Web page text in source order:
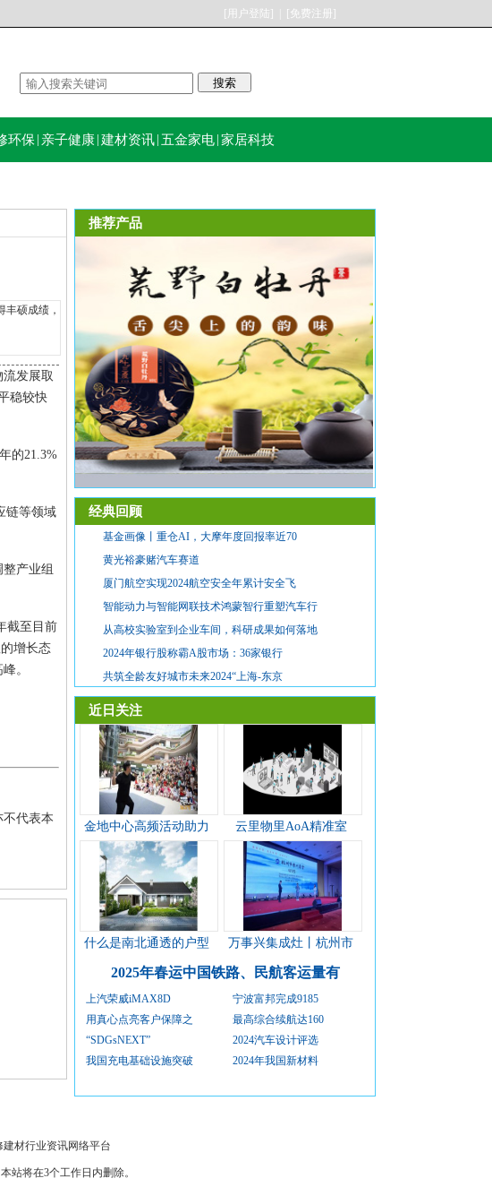
[用户登陆] [免费注册]
环保 亲子健康 建材资讯 五金家电 家居科技
硕成绩，
发展取
稳较快
的21.3%
链等领域
产业组
截至目前
增长态
。
代表本
推荐产品
经典回顾
基金画像丨重仓AI，大摩年度回报率近70
黄光裕豪赌汽车赛道
厦门航空实现2024航空安全年累计安全飞
智能动力与智能网联技术鸿蒙智行重塑汽车行
从高校实验室到企业车间，科研成果如何落地
2024年银行股称霸A股市场：36家银行
共筑全龄友好城市未来2024“上海-东京
近日关注
金地中心高频活动助力 云里物里AoA精准室
什么是南北通透的户型 万事兴集成灶丨杭州市
2025年春运中国铁路、民航客运量有
上汽荣威iMAX8D
宁波富邦完成9185
用真心点亮客户保障之
最高综合续航达160
“SDGsNEXT”
2024汽车设计评选
我国充电基础设施突破
2024年我国新材料
材行业资讯网络平台
站将在3个工作日内删除。